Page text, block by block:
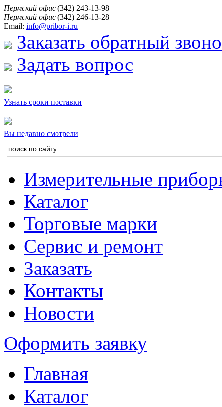
Пермский офис (342) 243-13-98
Пермский офис (342) 246-13-28
Email: info@pribor-i.ru
Заказать обратный
Задать вопрос
Узнать сроки поставки
Вы недавно смотрели
Измерительные
Каталог
Торговые марки
Сервис и ремонт
Заказать
Контакты
Новости
Оформить заявку
Главная
Каталог